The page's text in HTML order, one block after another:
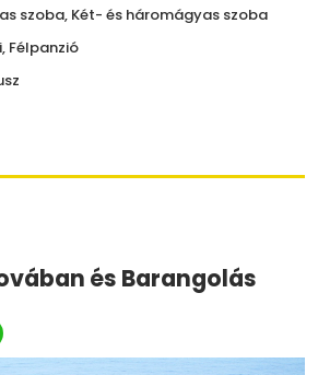
szoba, Két- és háromágyas szoba
Félpanzió
és Barangolás